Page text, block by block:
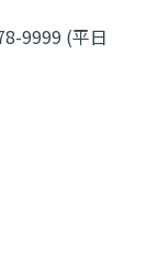
9999 (平日